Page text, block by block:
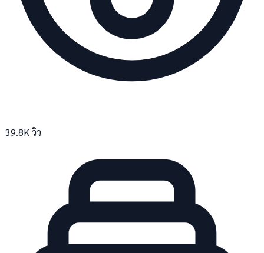
39.8K วิว